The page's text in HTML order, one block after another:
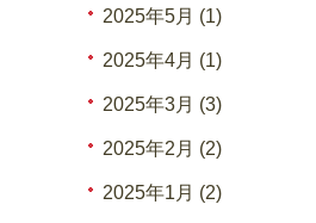
2025年5月 (1)
2025年4月 (1)
2025年3月 (3)
2025年2月 (2)
2025年1月 (2)